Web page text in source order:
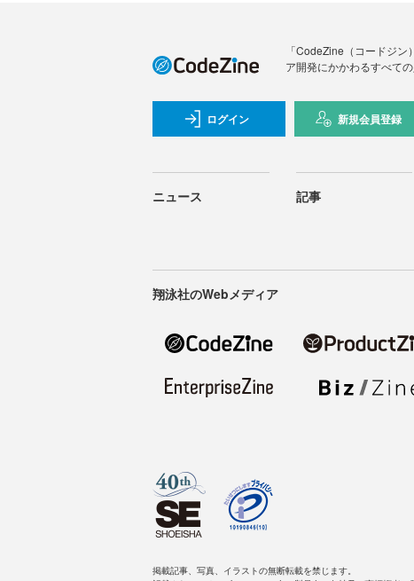
「CodeZine（コードジ
ア開発にかかわるすべて
ログイン 新規会員登録
ニュース 記事
翔泳社のWebメディア
掲載記事、写真、イラストの無断転載を禁じます。